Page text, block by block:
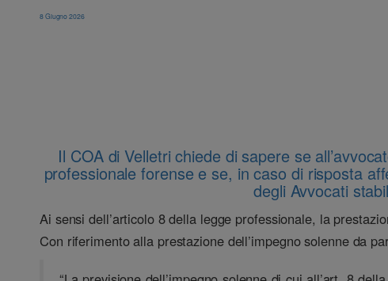
8 Giugno 2026
Il COA di Velletri chiede di sapere se
professionale forense e se, in caso di risposta
degli Avvocati
Ai sensi dell’articolo 8 della legge professionale, la
Con riferimento alla prestazione dell’impegno solenne da